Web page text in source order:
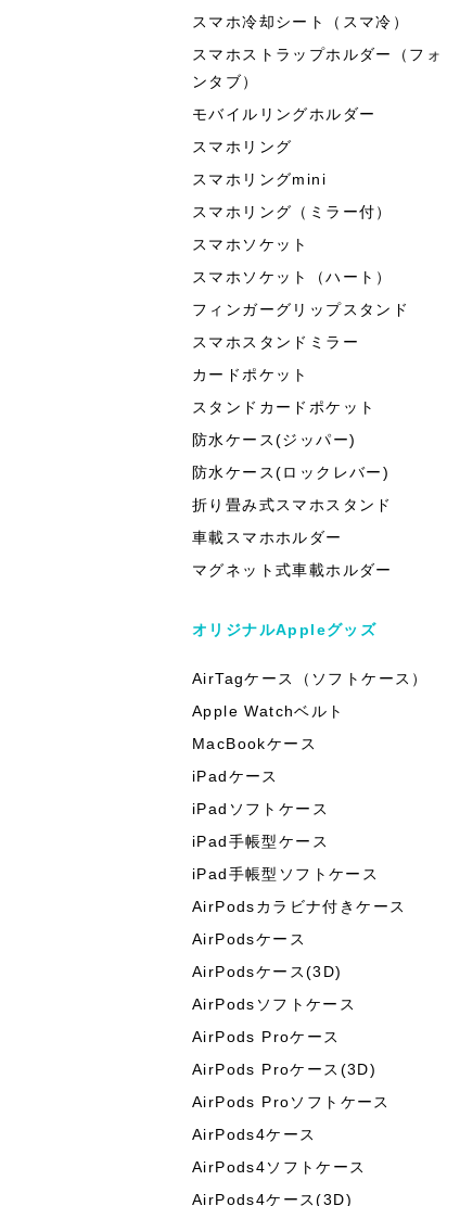
スマホ冷却シート（スマ冷）
スマホストラップホルダー（フォ
ンタブ）
モバイルリングホルダー
スマホリング
スマホリングmini
スマホリング（ミラー付）
スマホソケット
スマホソケット（ハート）
フィンガーグリップスタンド
スマホスタンドミラー
カードポケット
スタンドカードポケット
防水ケース(ジッパー)
防水ケース(ロックレバー)
折り畳み式スマホスタンド
車載スマホホルダー
マグネット式車載ホルダー
オリジナルAppleグッズ
AirTagケース（ソフトケース）
Apple Watchベルト
MacBookケース
iPadケース
iPadソフトケース
iPad手帳型ケース
iPad手帳型ソフトケース
AirPodsカラビナ付きケース
AirPodsケース
AirPodsケース(3D)
AirPodsソフトケース
AirPods Proケース
AirPods Proケース(3D)
AirPods Proソフトケース
AirPods4ケース
AirPods4ソフトケース
AirPods4ケース(3D)